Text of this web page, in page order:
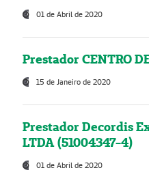
01 de Abril de 2020
Prestador CENTRO
15 de Janeiro de 2020
Prestador Decordis
LTDA (51004347-4)
01 de Abril de 2020